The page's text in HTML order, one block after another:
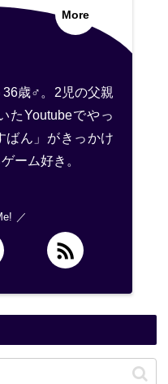
More
歳♂。2児の父親
たYoutubeでやっ
ばん」がきっかけ
ーム好き。